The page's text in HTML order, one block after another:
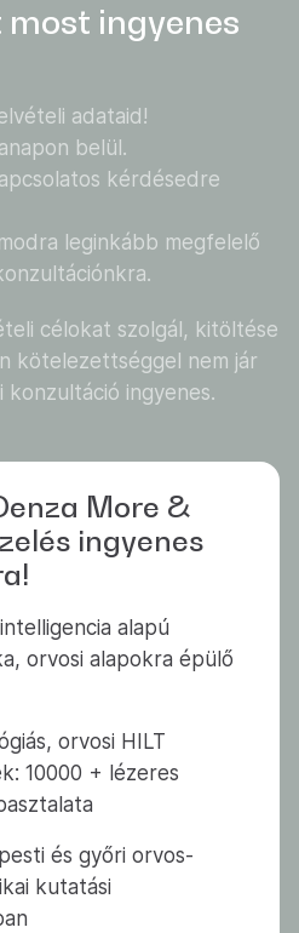
ingyenes
adataid!
belül.
kérdésedre
leginkább megfelelő
célokat szolgál, kitöltése
kötelezettséggel nem jár
konzultáció ingyenes.
More &
ingyenes
alapú
orvosi alapokra épülő
orvosi HILT
10000 + lézeres
és győri orvos-
kutatási